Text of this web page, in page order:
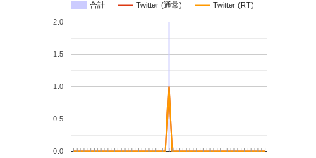
合計 Twitter (通常) Twitter (RT)
0.0
0.5
1.0
1.5
2.0